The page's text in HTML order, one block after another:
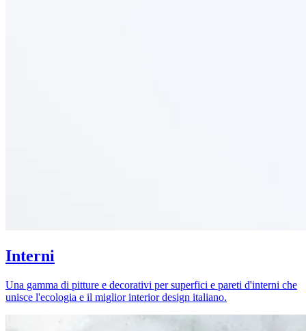
Interni
Una gamma di pitture e decorativi per superfici e pareti d'interni che
unisce l'ecologia e il miglior interior design italiano.